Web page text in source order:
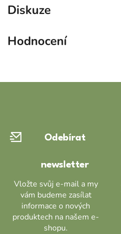
Diskuze
Hodnocení
Odebírat
newsletter
Vložte svůj e-mail a my
vám budeme zasílat
informace o nových
produktech na našem e-
shopu.